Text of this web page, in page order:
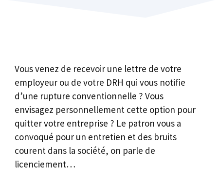
Vous venez de recevoir une lettre de votre
employeur ou de votre DRH qui vous notifie
d’une rupture conventionnelle ? Vous
envisagez personnellement cette option pour
quitter votre entreprise ? Le patron vous a
convoqué pour un entretien et des bruits
courent dans la société, on parle de
licenciement…